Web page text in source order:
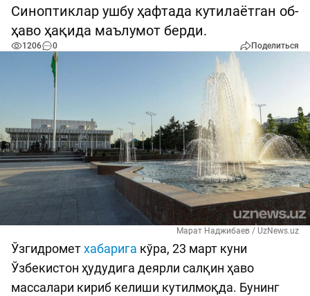
Синоптиклар ушбу ҳафтада кутилаётган об-
ҳаво ҳақида маълумот берди.
1206 0 Поделиться
Марат Наджибаев / UzNews.uz
Ўзгидрометхабарига кўра, 23 март куни
Ўзбекистон ҳудудига деярли салқин ҳаво
массалари кириб келиши кутилмоқда. Бунинг